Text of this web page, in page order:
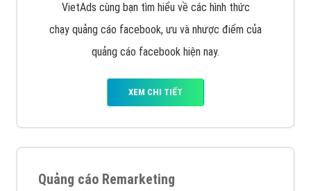
VietAds cùng bạn tìm hiểu về các hình thức
chạy quảng cáo facebook, ưu và nhược điểm của
quảng cáo facebook hiện nay.
XEM CHI TIẾT
Quảng cáo Remarketing